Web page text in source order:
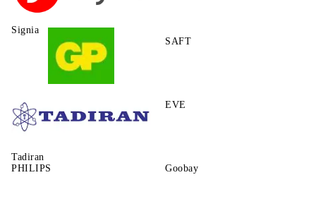
Signia
SAFT
Tadiran
EVE
PHILIPS Goobay